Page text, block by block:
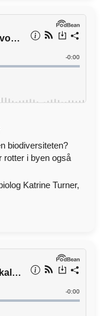
biodiversiteten?
rotter i byen også
Katrine Turner,